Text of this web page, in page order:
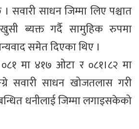
सवारी साधन जिम्मा लिए पश्चात
ब्यक्त गर्दै सामुहिक रुपमा
समेत दिएका थिए ।
मा ४१७ ओटा र ०८१।८२ मा
सवारी साधन खोजतलास गरी
धनीलाई जिम्मा लगाइसकेको